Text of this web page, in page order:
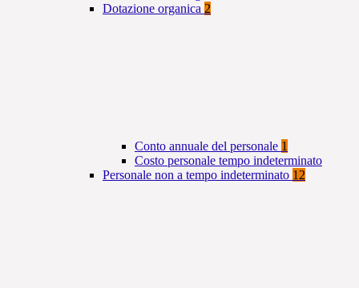
Dotazione organica 2
Conto annuale del personale 1
Costo personale tempo indeterminato
Personale non a tempo indeterminato 12